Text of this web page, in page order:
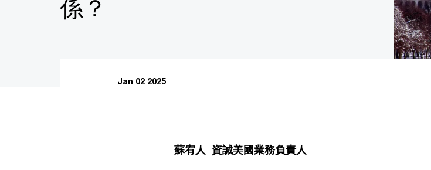
係？
Jan 02 2025
蘇宥人 資誠美國業務負責人